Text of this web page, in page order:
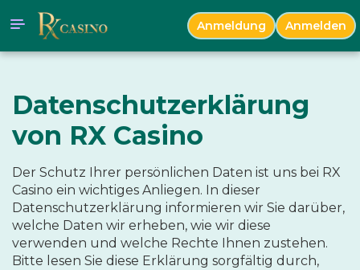
Anmeldung Anmelden
Datenschutzerklärung
von RX Casino
Der Schutz Ihrer persönlichen Daten ist uns bei RX
Casino ein wichtiges Anliegen. In dieser
Datenschutzerklärung informieren wir Sie darüber,
welche Daten wir erheben, wie wir diese
verwenden und welche Rechte Ihnen zustehen.
Bitte lesen Sie diese Erklärung sorgfältig durch,